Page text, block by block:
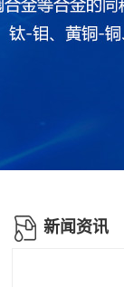
新闻资讯